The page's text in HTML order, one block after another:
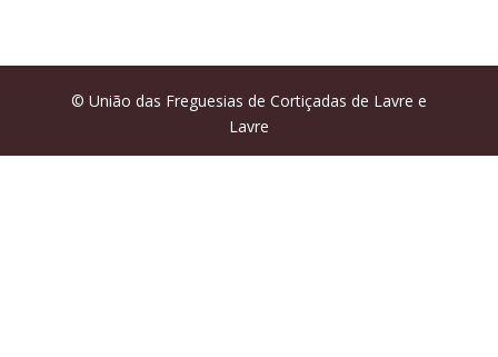
© União das Freguesias de Cortiçadas de Lavre e
Lavre